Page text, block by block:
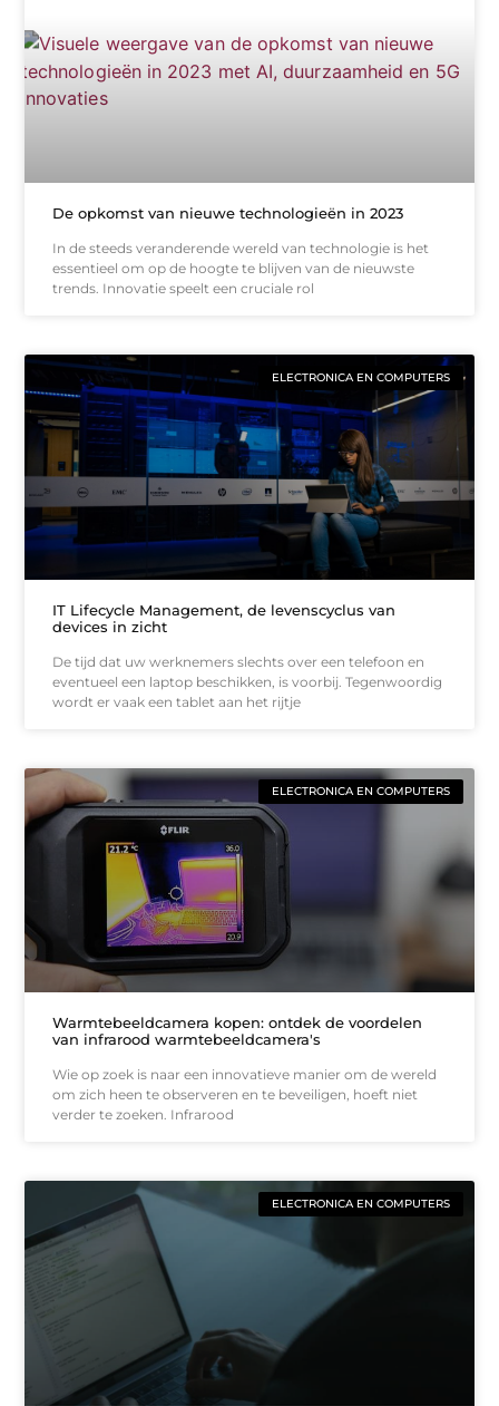
De opkomst van nieuwe technologieën in 2023
In de steeds veranderende wereld van technologie is het
essentieel om op de hoogte te blijven van de nieuwste
trends. Innovatie speelt een cruciale rol
ELECTRONICA EN COMPUTERS
IT Lifecycle Management, de levenscyclus van
devices in zicht
De tijd dat uw werknemers slechts over een telefoon en
eventueel een laptop beschikken, is voorbij. Tegenwoordig
wordt er vaak een tablet aan het rijtje
ELECTRONICA EN COMPUTERS
Warmtebeeldcamera kopen: ontdek de voordelen
van infrarood warmtebeeldcamera's
Wie op zoek is naar een innovatieve manier om de wereld
om zich heen te observeren en te beveiligen, hoeft niet
verder te zoeken. Infrarood
ELECTRONICA EN COMPUTERS